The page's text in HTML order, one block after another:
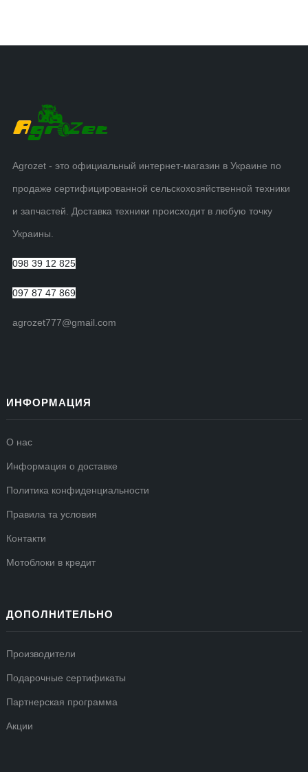
Agrozet - это официальный интернет-магазин в Украине по
продаже сертифицированной сельскохозяйственной техники
и запчастей. Доставка техники происходит в любую точку
Украины.
098 39 12 825
097 87 47 869
agrozet777@gmail.com
ИНФОРМАЦИЯ
О нас
Информация о доставке
Политика конфиденциальности
Правила та условия
Контакти
Мотоблоки в кредит
ДОПОЛНИТЕЛЬНО
Производители
Подарочные сертификаты
Партнерская программа
Акции